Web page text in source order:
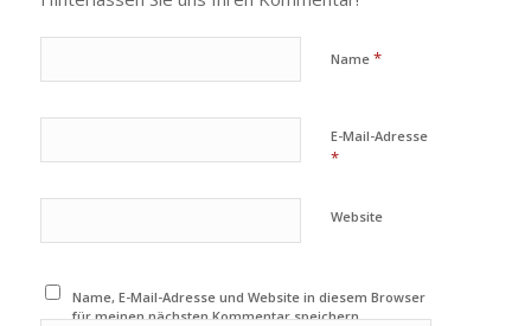
Name *
E-Mail-Adresse
*
Website
Name, E-Mail-Adresse und Website in diesem Browser
für meinen nächsten Kommentar speichern.